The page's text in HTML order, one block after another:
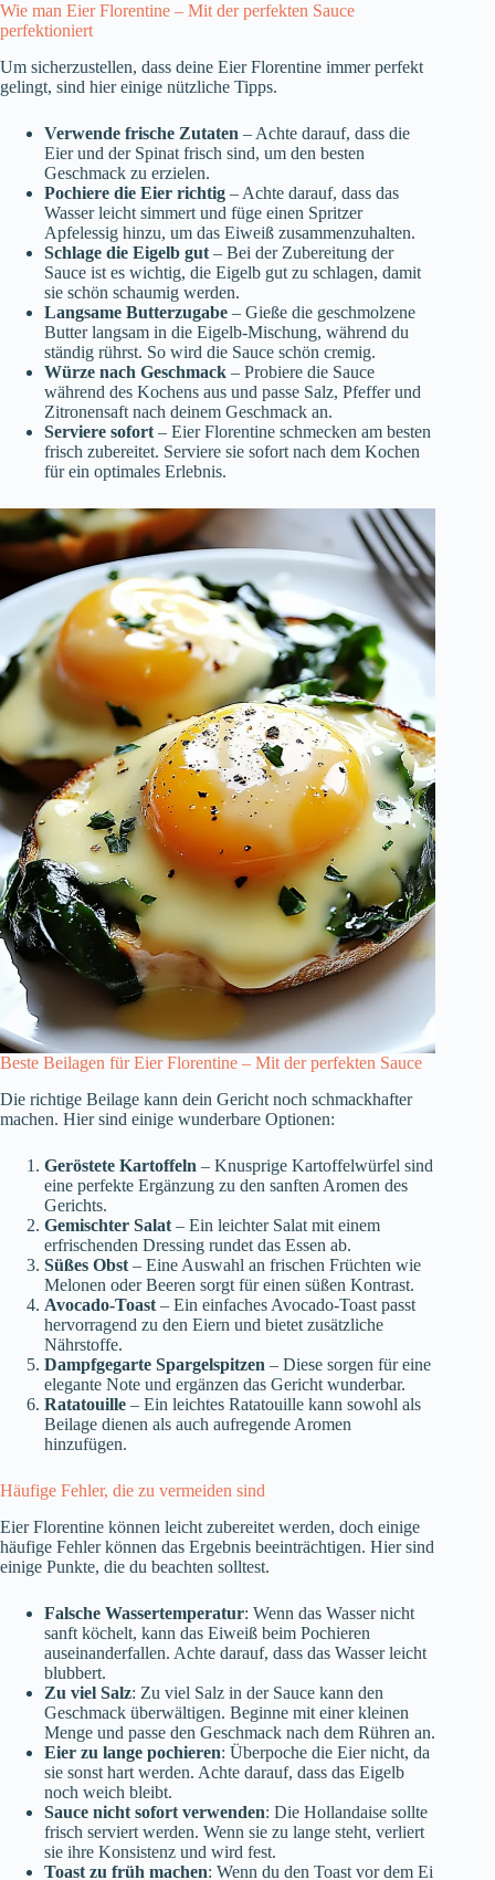
Wie man Eier Florentine – Mit der perfekten Sauce
perfektioniert
Um sicherzustellen, dass deine Eier Florentine immer perfekt
gelingt, sind hier einige nützliche Tipps.
Verwende frische Zutaten – Achte darauf, dass die
Eier und der Spinat frisch sind, um den besten
Geschmack zu erzielen.
Pochiere die Eier richtig – Achte darauf, dass das
Wasser leicht simmert und füge einen Spritzer
Apfelessig hinzu, um das Eiweiß zusammenzuhalten.
Schlage die Eigelb gut – Bei der Zubereitung der
Sauce ist es wichtig, die Eigelb gut zu schlagen, damit
sie schön schaumig werden.
Langsame Butterzugabe – Gieße die geschmolzene
Butter langsam in die Eigelb-Mischung, während du
ständig rührst. So wird die Sauce schön cremig.
Würze nach Geschmack – Probiere die Sauce
während des Kochens aus und passe Salz, Pfeffer und
Zitronensaft nach deinem Geschmack an.
Serviere sofort – Eier Florentine schmecken am besten
frisch zubereitet. Serviere sie sofort nach dem Kochen
für ein optimales Erlebnis.
Beste Beilagen für Eier Florentine – Mit der perfekten Sauce
Die richtige Beilage kann dein Gericht noch schmackhafter
machen. Hier sind einige wunderbare Optionen:
Geröstete Kartoffeln – Knusprige Kartoffelwürfel sind
eine perfekte Ergänzung zu den sanften Aromen des
Gerichts.
Gemischter Salat – Ein leichter Salat mit einem
erfrischenden Dressing rundet das Essen ab.
Süßes Obst – Eine Auswahl an frischen Früchten wie
Melonen oder Beeren sorgt für einen süßen Kontrast.
Avocado-Toast – Ein einfaches Avocado-Toast passt
hervorragend zu den Eiern und bietet zusätzliche
Nährstoffe.
Dampfgegarte Spargelspitzen – Diese sorgen für eine
elegante Note und ergänzen das Gericht wunderbar.
Ratatouille – Ein leichtes Ratatouille kann sowohl als
Beilage dienen als auch aufregende Aromen
hinzufügen.
Häufige Fehler, die zu vermeiden sind
Eier Florentine können leicht zubereitet werden, doch einige
häufige Fehler können das Ergebnis beeinträchtigen. Hier sind
einige Punkte, die du beachten solltest.
Falsche Wassertemperatur: Wenn das Wasser nicht
sanft köchelt, kann das Eiweiß beim Pochieren
auseinanderfallen. Achte darauf, dass das Wasser leicht
blubbert.
Zu viel Salz: Zu viel Salz in der Sauce kann den
Geschmack überwältigen. Beginne mit einer kleinen
Menge und passe den Geschmack nach dem Rühren an.
Eier zu lange pochieren: Überpoche die Eier nicht, da
sie sonst hart werden. Achte darauf, dass das Eigelb
noch weich bleibt.
Sauce nicht sofort verwenden: Die Hollandaise sollte
frisch serviert werden. Wenn sie zu lange steht, verliert
sie ihre Konsistenz und wird fest.
Toast zu früh machen: Wenn du den Toast vor dem Ei